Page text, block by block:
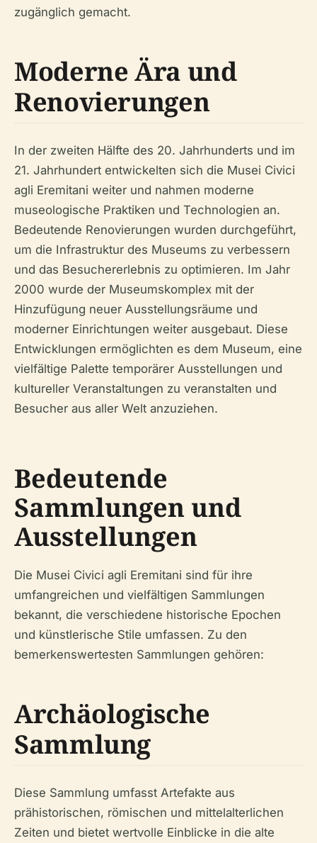
zugänglich gemacht.
Moderne Ära und
Renovierungen
In der zweiten Hälfte des 20. Jahrhunderts und im
21. Jahrhundert entwickelten sich die Musei Civici
agli Eremitani weiter und nahmen moderne
museologische Praktiken und Technologien an.
Bedeutende Renovierungen wurden durchgeführt,
um die Infrastruktur des Museums zu verbessern
und das Besuchererlebnis zu optimieren. Im Jahr
2000 wurde der Museumskomplex mit der
Hinzufügung neuer Ausstellungsräume und
moderner Einrichtungen weiter ausgebaut. Diese
Entwicklungen ermöglichten es dem Museum, eine
vielfältige Palette temporärer Ausstellungen und
kultureller Veranstaltungen zu veranstalten und
Besucher aus aller Welt anzuziehen.
Bedeutende
Sammlungen und
Ausstellungen
Die Musei Civici agli Eremitani sind für ihre
umfangreichen und vielfältigen Sammlungen
bekannt, die verschiedene historische Epochen
und künstlerische Stile umfassen. Zu den
bemerkenswertesten Sammlungen gehören:
Archäologische
Sammlung
Diese Sammlung umfasst Artefakte aus
prähistorischen, römischen und mittelalterlichen
Zeiten und bietet wertvolle Einblicke in die alte